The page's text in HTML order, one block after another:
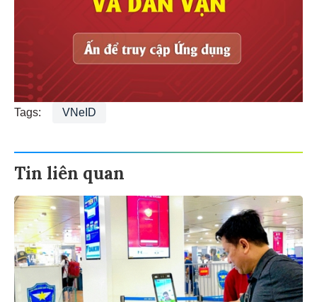
Tags: VNeID
Tin liên quan